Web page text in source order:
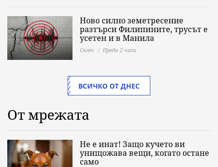
Ново силно земетресение
разтърси Филипините, трусът е
усетен и в Манила
Свят Преди 2 часа
ВСИЧКО ОТ ДНЕС
От мрежата
Не е инат! Защо кучето ви
унищожава вещи, когато остане
само